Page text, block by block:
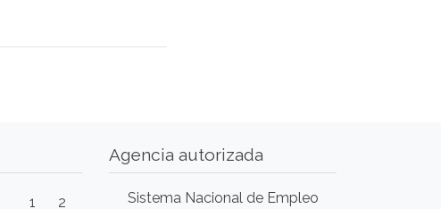
1 2
Agencia autorizada
Sistema Nacional de Empleo